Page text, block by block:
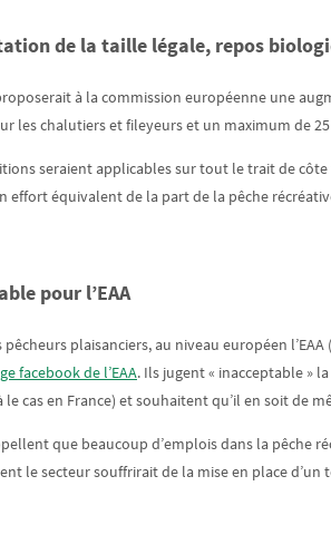
de la taille légale, repos
à la commission européenne une
les chalutiers et fileyeurs et un maximum de
seraient applicables sur tout le trait de
effort équivalent de la part de la pêche
pour l’EAA
pêcheurs plaisanciers, au niveau européen
facebook de l’EAA. Ils jugent « inacceptable »
le cas en France) et souhaitent qu’il en soit de
que beaucoup d’emplois dans la pêche
le secteur souffrirait de la mise en place d’un